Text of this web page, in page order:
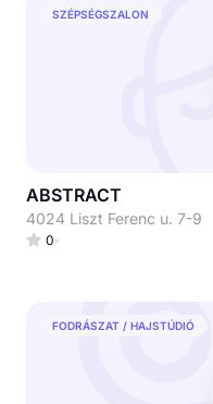
SZÉPSÉGSZALON
ABSTRACT
4024 Liszt Ferenc u. 7-9
0
FODRÁSZAT / HAJSTÚDIÓ